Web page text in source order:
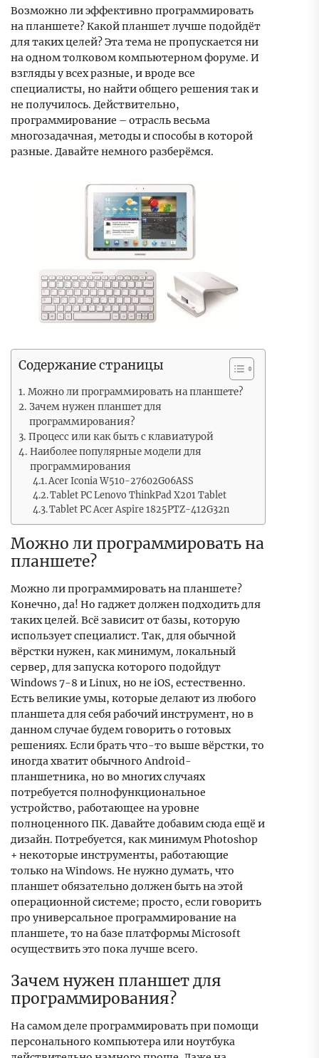
Возможно ли эффективно программировать
на планшете? Какой планшет лучше подойдёт
для таких целей? Эта тема не пропускается ни
на одном толковом компьютерном форуме. И
взгляды у всех разные, и вроде все
специалисты, но найти общего решения так и
не получилось. Действительно,
программирование – отрасль весьма
многозадачная, методы и способы в которой
разные. Давайте немного разберёмся.
Содержание страницы
Можно ли программировать на планшете?
Зачем нужен планшет для
программирования?
Процесс или как быть с клавиатурой
Наиболее популярные модели для
программирования
Acer Iconia W510-27602G06ASS
Tablet PC Lenovo ThinkPad X201 Tablet
Tablet PC Acer Aspire 1825PTZ-412G32n
Можно ли программировать на
планшете?
Можно ли программировать на планшете?
Конечно, да! Но гаджет должен подходить для
таких целей. Всё зависит от базы, которую
использует специалист. Так, для обычной
вёрстки нужен, как минимум, локальный
сервер, для запуска которого подойдут
Windows 7-8 и Linux, но не iOS, естественно.
Есть великие умы, которые делают из любого
планшета для себя рабочий инструмент, но в
данном случае будем говорить о готовых
решениях. Если брать что-то выше вёрстки, то
иногда хватит обычного Android-
планшетника, но во многих случаях
потребуется полнофункциональное
устройство, работающее на уровне
полноценного ПК. Давайте добавим сюда ещё и
дизайн. Потребуется, как минимум Photoshop
+ некоторые инструменты, работающие
только на Windows. Не нужно думать, что
планшет обязательно должен быть на этой
операционной системе; просто, если говорить
про универсальное программирование на
планшете, то на базе платформы Microsoft
осуществить это пока лучше всего.
Зачем нужен планшет для
программирования?
На самом деле программировать при помощи
персонального компьютера или ноутбука